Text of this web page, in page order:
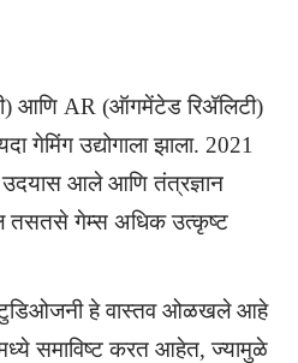
आणि AR (ऑगमेंटेड रिॲलिटी)
गेमिंग उद्योगाला झाला. 2021
आले आणि तंत्रज्ञान
तसतसे गेम्स अधिक उत्कृष्ट
हे वास्तव ओळखले आहे
समाविष्ट करत आहेत, ज्यामुळे